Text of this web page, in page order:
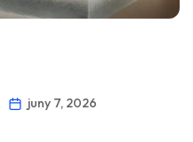
juny 7, 2026